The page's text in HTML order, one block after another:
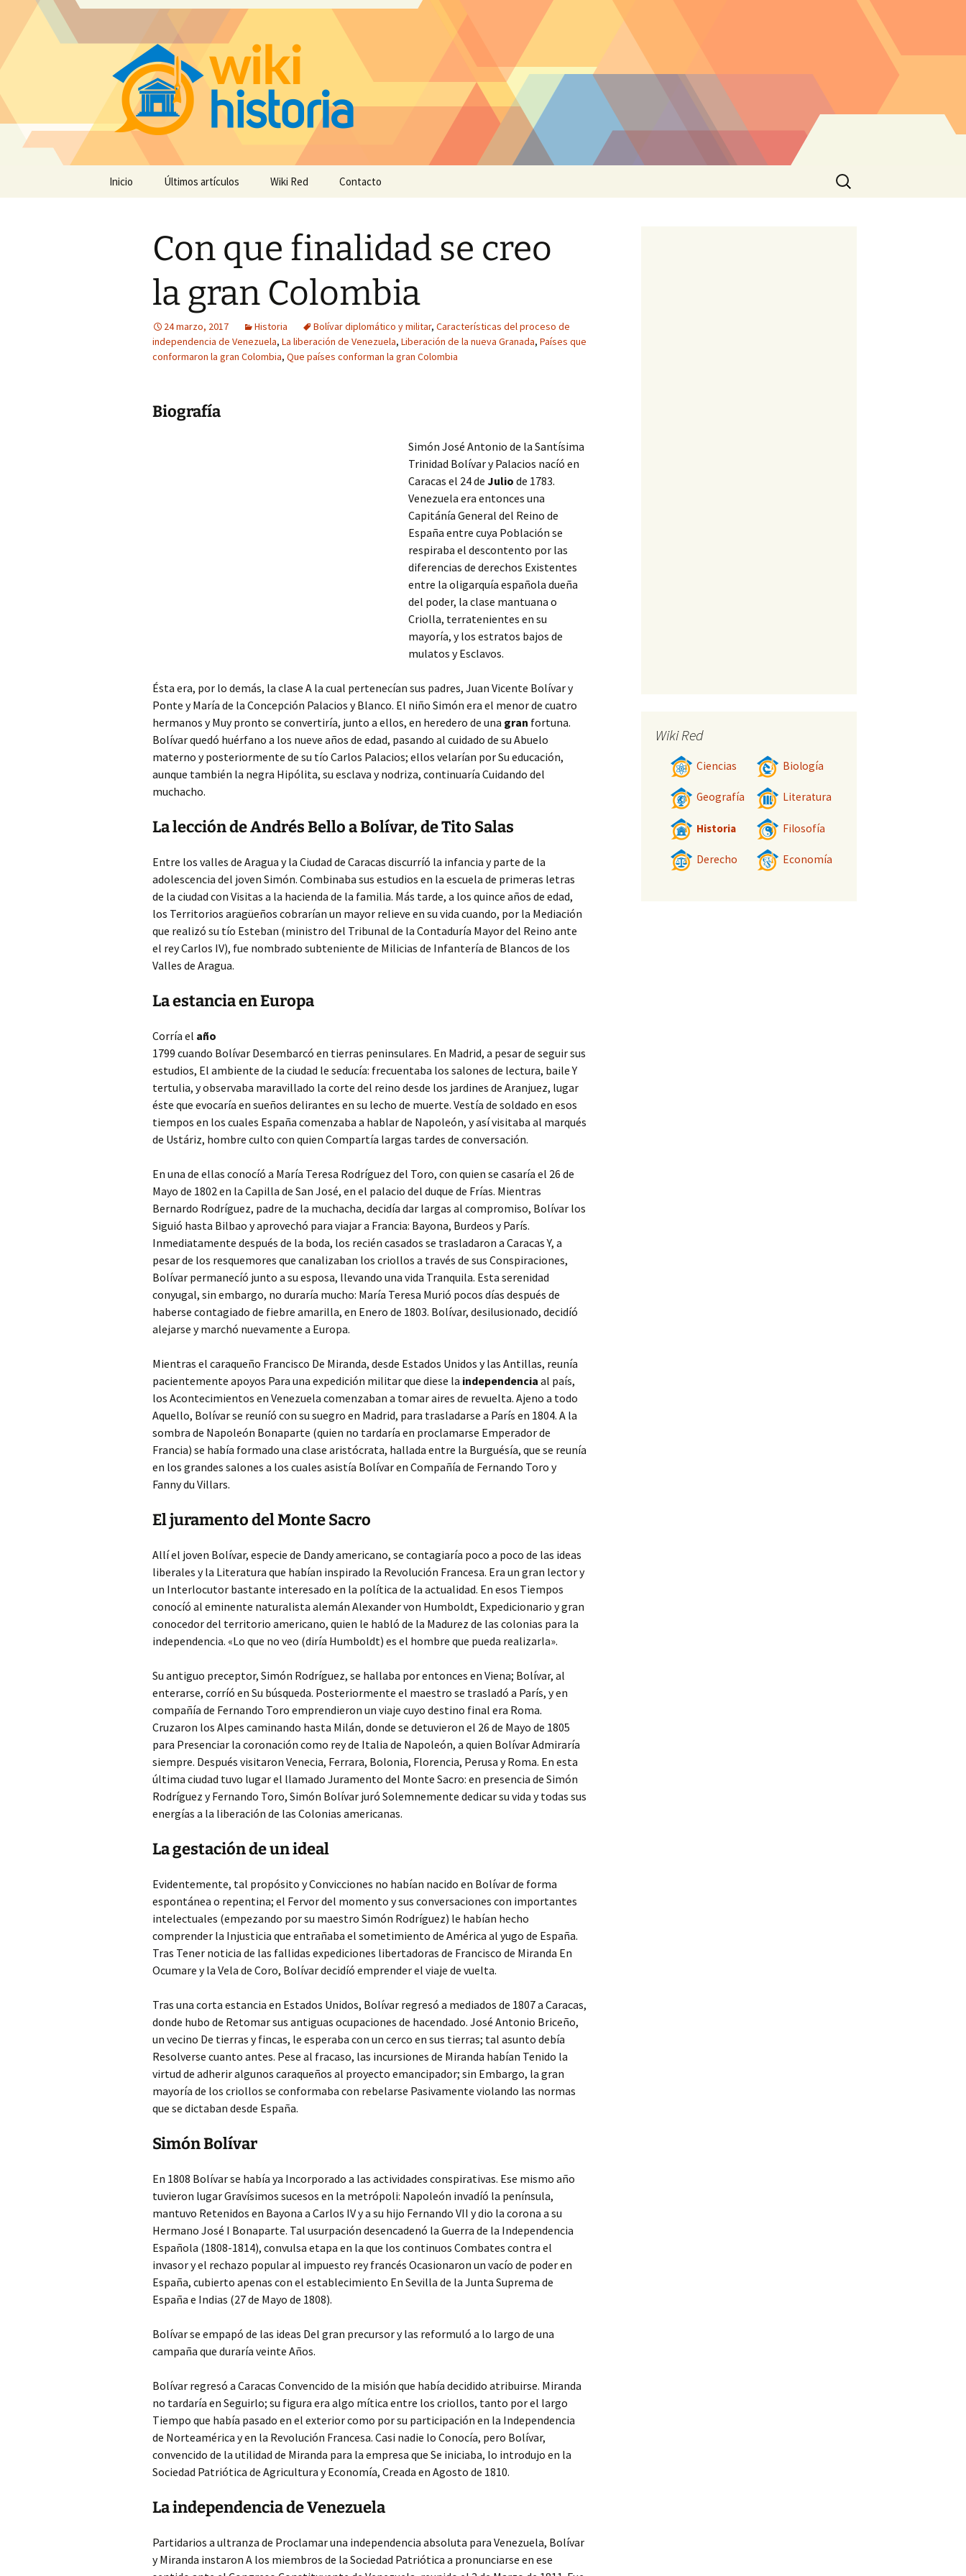
Inicio Últimos artículos Wiki Red Contacto
Buscar:
Con que finalidad se creo
la gran Colombia
24 marzo, 2017 Historia Bolívar diplomático y militar, Características del proceso de
independencia de Venezuela, La liberación de Venezuela, Liberación de la nueva Granada, Países que
conformaron la gran Colombia, Que países conforman la gran Colombia
Biografía
Simón José Antonio de la Santísima
Trinidad Bolívar y Palacios nacíó en
Caracas el 24 de Julio de 1783.
Venezuela era entonces una
Capitánía General del Reino de
España entre cuya Población se
respiraba el descontento por las
diferencias de derechos Existentes
entre la oligarquía española dueña
del poder, la clase mantuana o
Criolla, terratenientes en su
mayoría, y los estratos bajos de
mulatos y Esclavos.
Ésta era, por lo demás, la clase A la cual pertenecían sus padres, Juan Vicente Bolívar y
Ponte y María de la Concepción Palacios y Blanco. El niño Simón era el menor de cuatro
hermanos y Muy pronto se convertiría, junto a ellos, en heredero de una gran fortuna.
Bolívar quedó huérfano a los nueve años de edad, pasando al cuidado de su Abuelo
materno y posteriormente de su tío Carlos Palacios; ellos velarían por Su educación,
aunque también la negra Hipólita, su esclava y nodriza, continuaría Cuidando del
muchacho.
La lección de Andrés Bello a Bolívar, de Tito Salas
Entre los valles de Aragua y la Ciudad de Caracas discurríó la infancia y parte de la
adolescencia del joven Simón. Combinaba sus estudios en la escuela de primeras letras
de la ciudad con Visitas a la hacienda de la familia. Más tarde, a los quince años de edad,
los Territorios aragüeños cobrarían un mayor relieve en su vida cuando, por la Mediación
que realizó su tío Esteban (ministro del Tribunal de la Contaduría Mayor del Reino ante
el rey Carlos IV), fue nombrado subteniente de Milicias de Infantería de Blancos de los
Valles de Aragua.
La estancia en Europa
Corría el año
1799 cuando Bolívar Desembarcó en tierras peninsulares. En Madrid, a pesar de seguir sus
estudios, El ambiente de la ciudad le seducía: frecuentaba los salones de lectura, baile Y
tertulia, y observaba maravillado la corte del reino desde los jardines de Aranjuez, lugar
éste que evocaría en sueños delirantes en su lecho de muerte. Vestía de soldado en esos
tiempos en los cuales España comenzaba a hablar de Napoleón, y así visitaba al marqués
de Ustáriz, hombre culto con quien Compartía largas tardes de conversación.
En una de ellas conocíó a María Teresa Rodríguez del Toro, con quien se casaría el 26 de
Mayo de 1802 en la Capilla de San José, en el palacio del duque de Frías. Mientras
Bernardo Rodríguez, padre de la muchacha, decidía dar largas al compromiso, Bolívar los
Siguió hasta Bilbao y aprovechó para viajar a Francia: Bayona, Burdeos y París.
Inmediatamente después de la boda, los recién casados se trasladaron a Caracas Y, a
pesar de los resquemores que canalizaban los criollos a través de sus Conspiraciones,
Bolívar permanecíó junto a su esposa, llevando una vida Tranquila. Esta serenidad
conyugal, sin embargo, no duraría mucho: María Teresa Murió pocos días después de
haberse contagiado de fiebre amarilla, en Enero de 1803. Bolívar, desilusionado, decidíó
alejarse y marchó nuevamente a Europa.
Mientras el caraqueño Francisco De Miranda, desde Estados Unidos y las Antillas, reunía
pacientemente apoyos Para una expedición militar que diese la independencia al país,
los Acontecimientos en Venezuela comenzaban a tomar aires de revuelta. Ajeno a todo
Aquello, Bolívar se reuníó con su suegro en Madrid, para trasladarse a París en 1804. A la
sombra de Napoleón Bonaparte (quien no tardaría en proclamarse Emperador de
Francia) se había formado una clase aristócrata, hallada entre la Burguésía, que se reunía
en los grandes salones a los cuales asistía Bolívar en Compañía de Fernando Toro y
Fanny du Villars.
El juramento del Monte Sacro
Allí el joven Bolívar, especie de Dandy americano, se contagiaría poco a poco de las ideas
liberales y la Literatura que habían inspirado la Revolución Francesa. Era un gran lector y
un Interlocutor bastante interesado en la política de la actualidad. En esos Tiempos
conocíó al eminente naturalista alemán Alexander von Humboldt, Expedicionario y gran
conocedor del territorio americano, quien le habló de la Madurez de las colonias para la
independencia. «Lo que no veo (diría Humboldt) es el hombre que pueda realizarla».
Su antiguo preceptor, Simón Rodríguez, se hallaba por entonces en Viena; Bolívar, al
enterarse, corríó en Su búsqueda. Posteriormente el maestro se trasladó a París, y en
compañía de Fernando Toro emprendieron un viaje cuyo destino final era Roma.
Cruzaron los Alpes caminando hasta Milán, donde se detuvieron el 26 de Mayo de 1805
para Presenciar la coronación como rey de Italia de Napoleón, a quien Bolívar Admiraría
siempre. Después visitaron Venecia, Ferrara, Bolonia, Florencia, Perusa y Roma. En esta
última ciudad tuvo lugar el llamado Juramento del Monte Sacro: en presencia de Simón
Rodríguez y Fernando Toro, Simón Bolívar juró Solemnemente dedicar su vida y todas sus
energías a la liberación de las Colonias americanas.
La gestación de un ideal
Evidentemente, tal propósito y Convicciones no habían nacido en Bolívar de forma
espontánea o repentina; el Fervor del momento y sus conversaciones con importantes
intelectuales (empezando por su maestro Simón Rodríguez) le habían hecho
comprender la Injusticia que entrañaba el sometimiento de América al yugo de España.
Tras Tener noticia de las fallidas expediciones libertadoras de Francisco de Miranda En
Ocumare y la Vela de Coro, Bolívar decidíó emprender el viaje de vuelta.
Tras una corta estancia en Estados Unidos, Bolívar regresó a mediados de 1807 a Caracas,
donde hubo de Retomar sus antiguas ocupaciones de hacendado. José Antonio Briceño,
un vecino De tierras y fincas, le esperaba con un cerco en sus tierras; tal asunto debía
Resolverse cuanto antes. Pese al fracaso, las incursiones de Miranda habían Tenido la
virtud de adherir algunos caraqueños al proyecto emancipador; sin Embargo, la gran
mayoría de los criollos se conformaba con rebelarse Pasivamente violando las normas
que se dictaban desde España.
Simón Bolívar
En 1808 Bolívar se había ya Incorporado a las actividades conspirativas. Ese mismo año
tuvieron lugar Gravísimos sucesos en la metrópoli: Napoleón invadíó la península,
mantuvo Retenidos en Bayona a Carlos IV y a su hijo Fernando VII y dio la corona a su
Hermano José I Bonaparte. Tal usurpación desencadenó la Guerra de la Independencia
Española (1808-1814), convulsa etapa en la que los continuos Combates contra el
invasor y el rechazo popular al impuesto rey francés Ocasionaron un vacío de poder en
España, cubierto apenas con el establecimiento En Sevilla de la Junta Suprema de
España e Indias (27 de Mayo de 1808).
Bolívar se empapó de las ideas Del gran precursor y las reformuló a lo largo de una
campaña que duraría veinte Años.
Bolívar regresó a Caracas Convencido de la misión que había decidido atribuirse. Miranda
no tardaría en Seguirlo; su figura era algo mítica entre los criollos, tanto por el largo
Tiempo que había pasado en el exterior como por su participación en la Independencia
de Norteamérica y en la Revolución Francesa. Casi nadie lo Conocía, pero Bolívar,
convencido de la utilidad de Miranda para la empresa que Se iniciaba, lo introdujo en la
Sociedad Patriótica de Agricultura y Economía, Creada en Agosto de 1810.
La independencia de Venezuela
Partidarios a ultranza de Proclamar una independencia absoluta para Venezuela, Bolívar
y Miranda instaron A los miembros de la Sociedad Patriótica a pronunciarse en ese
Wiki Red
Ciencias Biología
Geografía Literatura
Historia Filosofía
Derecho Economía